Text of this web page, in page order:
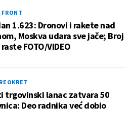
1.623: Dronovi i rakete nad
Moskva udara sve jače; Broj
FOTO/VIDEO
trgovinski lanac zatvara 50
Deo radnika već dobio